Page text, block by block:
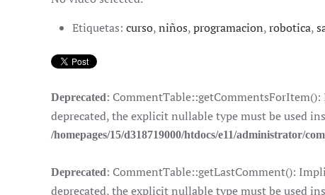
Etiquetas: curso,niños,programacion,robotica,
Deprecated:
deprecated, the explicit nullable type must be used
/homepages/15/d318719000/htdocs/e11/administrator/
Deprecated: CommentTable::getLastComment():
deprecated, the explicit nullable type must be used